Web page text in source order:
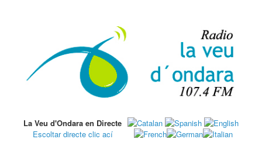
La Veu d'Ondara en Directe
Escoltar directe clic ací